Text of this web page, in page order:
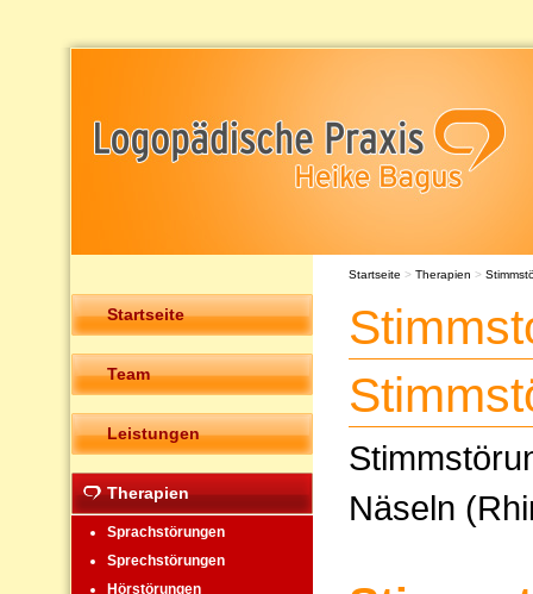
Startseite
Team
Leistungen
Therapien
Sprachstörungen
Sprechstörungen
Hörstörungen
Startseite > Therapien >
Näseln